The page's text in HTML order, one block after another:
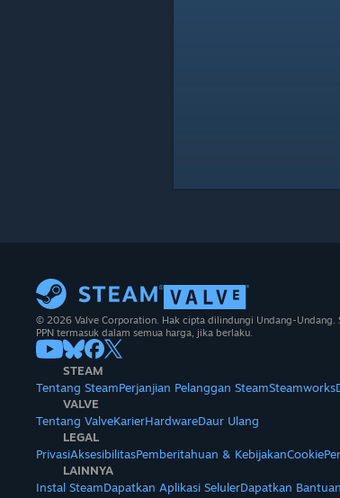
© 2026 Valve Corporation. Hak cipta dilindungi Undang-Undang.
PPN termasuk dalam semua harga, jika berlaku.
STEAM
Tentang SteamPerjanjian Pelanggan SteamSteamworks
VALVE
Tentang ValveKarierHardwareDaur Ulang
LEGAL
PrivasiAksesibilitasPemberitahuan & KebijakanCookie
LAINNYA
Instal SteamDapatkan Aplikasi SelulerDapatkan Bantuan